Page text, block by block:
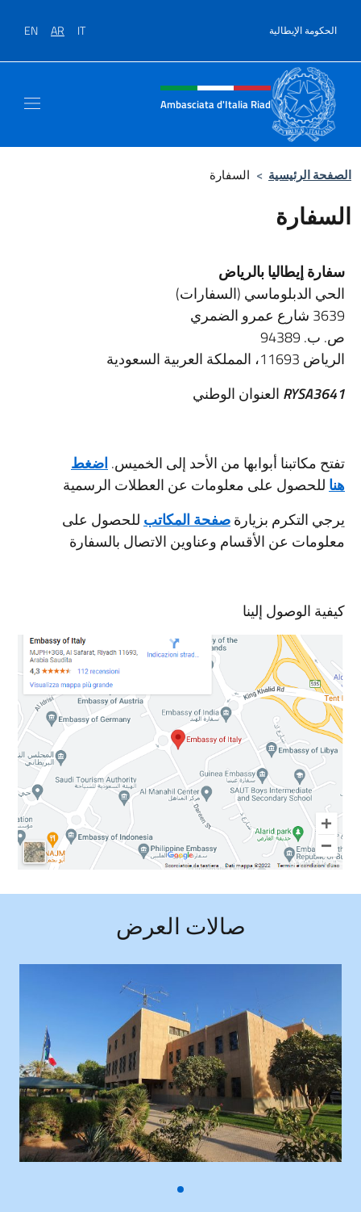
الحكومة الإيطالية IT
AR
EN
Intestazione sito, social e menù
Ambasciata d'Italia Riad
الصفحة الرئيسية > السفارة
السفارة
سفارة إيطاليا بالرياض
الحي الدبلوماسي (السفارات)
3639 شارع عمرو الضمري
ص. ب. 94389
الرياض 11693، المملكة العربية السعودية
RYSA3641 العنوان الوطني
تفتح مكاتبنا أبوابها من الأحد إلى الخميس. اضغط
هنا للحصول على معلومات عن العطلات الرسمية
يرجي التكرم بزيارةصفحة المكاتب للحصول على
معلومات عن الأقسام وعناوين الاتصال بالسفارة
كيفية الوصول إلينا
صالات العرض